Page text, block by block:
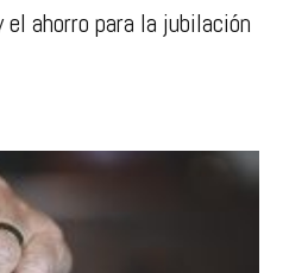
ahorro para la jubilación